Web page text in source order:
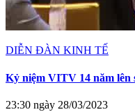
DIỄN ĐÀN KINH TẾ
Kỷ niệm VITV 14 năm lên
23:30 ngày 28/03/2023